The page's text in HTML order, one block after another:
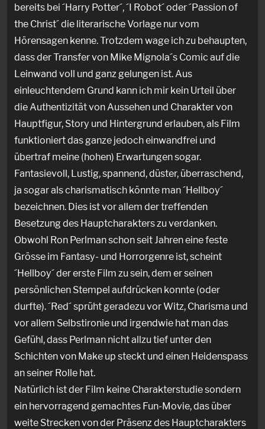
bereits bei ´Harry Potter´, ´I Robot´ oder ´Passion of
the Christ´ die literarische Vorlage nur vom
Hörensagen kenne. Trotzdem wage ich zu behaupten,
dass der Transfer von Mike Mignola´s Comic auf die
Leinwand voll und ganz gelungen ist. Aus
einleuchtendem Grund kann ich mir kein Urteil über
die Authentizität von Aussehen und Charakter von
Hauptfigur, Story und Hintergrund erlauben, als Film
funktioniert das ganze jedoch einwandfrei und
übertraf meine (hohen) Erwartungen sogar.
Fantasievoll, Lustig, spannend, düster, überraschend,
ja sogar als charismatisch könnte man ´Hellboy´
bezeichnen. Dies ist vor allem der treffenden
Besetzung des Hauptcharakters zu verdanken.
Obwohl Ron Perlman schon seit Jahren eine feste
Grösse im Fantasy- und Horrorgenre ist, scheint
´Hellboy´ der erste Film zu sein, dem er seinen
persönlichen Stempel aufdrücken konnte (oder
durfte). ´Red´ sprüht geradezu vor Witz, Charisma und
vor allem Selbstironie und irgendwie hat man das
Gefühl, dass Perlman nicht allzu tief unter den
Schichten von Make up steckt und einen Heidenspass
an seiner Rolle hat.
Natürlich ist der Film keine Charakterstudie sondern
ein hervorragend gemachtes Fun-Movie, das über
weite Strecken von der Präsenz des Hauptcharakters